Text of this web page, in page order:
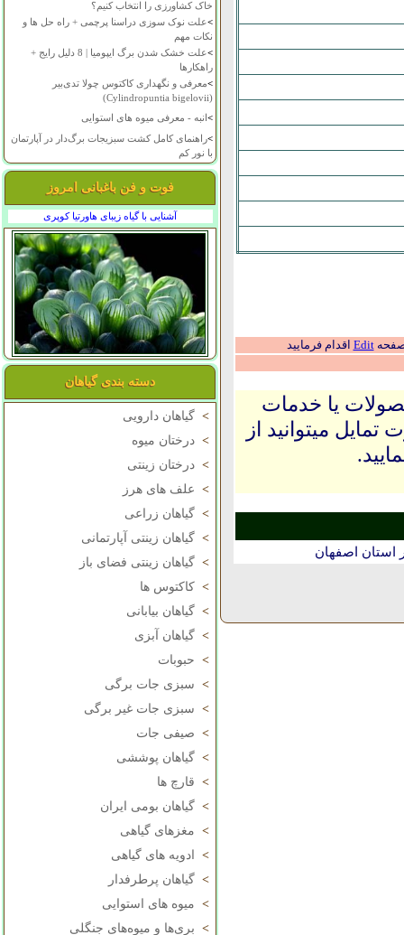
خاک کشاورزی را انتخاب کنیم؟
>علت نوک سوزی دراسنا پرچمی + راه حل ها و
نکات مهم
>
علت خشک شدن برگ ایپومیا | 8 دلیل رایج +
راهکارها
>معرفی و نگهداری کاکتوس چولا تدی‌بیر
(Cylindropuntia bigelovii)
>انبه - معرفی میوه های استوایی
>راهنمای کامل کشت سبزیجات برگ‌دار در آپارتمان
با نور کم
فوت و فن باغبانی امروز
آشنایی با گیاه زیبای هاورتیا کوپری
دسته بندی گیاهان
> گیاهان دارویی
> درختان میوه
> درختان زینتی
> علف های هرز
> گیاهان زراعی
> گیاهان زینتی آپارتمانی
> گیاهان زینتی فضای باز
> کاکتوس ها
> گیاهان بیابانی
> گیاهان آبزی
> حبوبات
> سبزی جات برگی
> سبزی جات غیر برگی
> صیفی جات
> گیاهان پوششی
> قارچ ها
> گیاهان بومی ایران
> مغزهای گیاهی
>
ادویه های گیاهی
> گیاهان پرطرفدار
> میوه های استوایی
> بری‌ها و میوه‌های جنگلی
صفحهEdit اقدام فرمایید
یا خدمات
میتوانید از
استان اصفهان